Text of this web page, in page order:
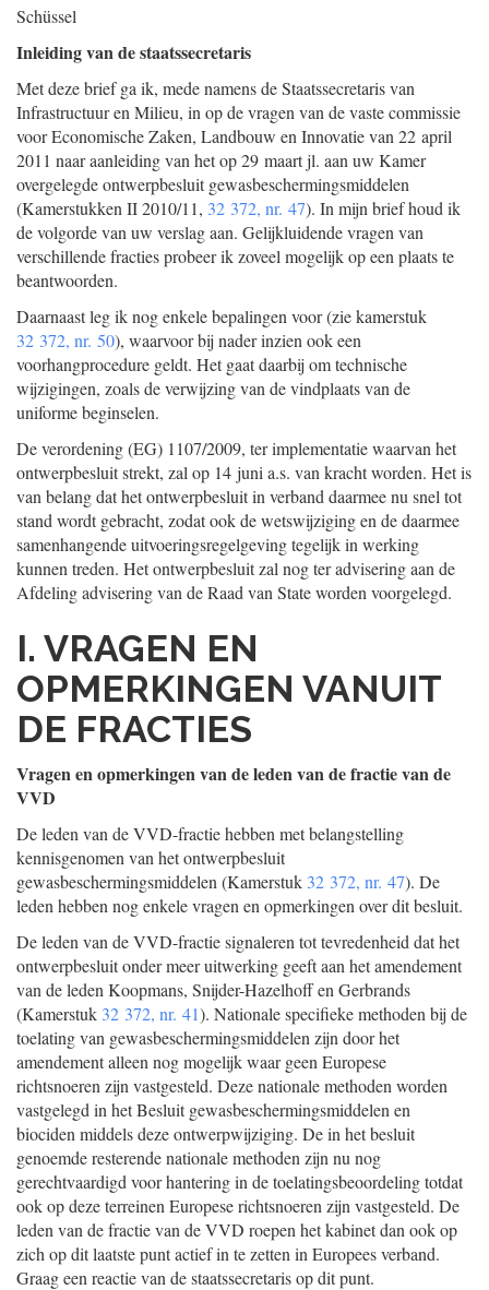
Schüssel
Inleiding van de staatssecretaris
Met deze brief ga ik, mede namens de Staatssecretaris van
Infrastructuur en Milieu, in op de vragen van de vaste commissie
voor Economische Zaken, Landbouw en Innovatie van 22 april
2011 naar aanleiding van het op 29 maart jl. aan uw Kamer
overgelegde ontwerpbesluit gewasbeschermingsmiddelen
(Kamerstukken II 2010/11, 32 372, nr. 47). In mijn brief houd ik
de volgorde van uw verslag aan. Gelijkluidende vragen van
verschillende fracties probeer ik zoveel mogelijk op een plaats te
beantwoorden.
Daarnaast leg ik nog enkele bepalingen voor (zie kamerstuk
32 372, nr. 50), waarvoor bij nader inzien ook een
voorhangprocedure geldt. Het gaat daarbij om technische
wijzigingen, zoals de verwijzing van de vindplaats van de
uniforme beginselen.
De verordening (EG) 1107/2009, ter implementatie waarvan het
ontwerpbesluit strekt, zal op 14 juni a.s. van kracht worden. Het is
van belang dat het ontwerpbesluit in verband daarmee nu snel tot
stand wordt gebracht, zodat ook de wetswijziging en de daarmee
samenhangende uitvoeringsregelgeving tegelijk in werking
kunnen treden. Het ontwerpbesluit zal nog ter advisering aan de
Afdeling advisering van de Raad van State worden voorgelegd.
I. VRAGEN EN
OPMERKINGEN VANUIT
DE FRACTIES
Vragen en opmerkingen van de leden van de fractie van de
VVD
De leden van de VVD-fractie hebben met belangstelling
kennisgenomen van het ontwerpbesluit
gewasbeschermingsmiddelen (Kamerstuk 32 372, nr. 47). De
leden hebben nog enkele vragen en opmerkingen over dit besluit.
De leden van de VVD-fractie signaleren tot tevredenheid dat het
ontwerpbesluit onder meer uitwerking geeft aan het amendement
van de leden Koopmans, Snijder-Hazelhoff en Gerbrands
(Kamerstuk 32 372, nr. 41). Nationale specifieke methoden bij de
toelating van gewasbeschermingsmiddelen zijn door het
amendement alleen nog mogelijk waar geen Europese
richtsnoeren zijn vastgesteld. Deze nationale methoden worden
vastgelegd in het Besluit gewasbeschermingsmiddelen en
biociden middels deze ontwerpwijziging. De in het besluit
genoemde resterende nationale methoden zijn nu nog
gerechtvaardigd voor hantering in de toelatingsbeoordeling totdat
ook op deze terreinen Europese richtsnoeren zijn vastgesteld. De
leden van de fractie van de VVD roepen het kabinet dan ook op
zich op dit laatste punt actief in te zetten in Europees verband.
Graag een reactie van de staatssecretaris op dit punt.